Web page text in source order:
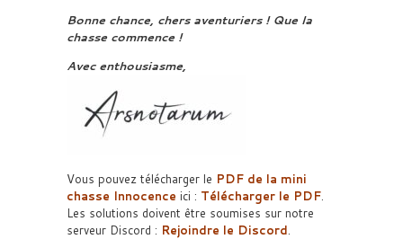
Bonne chance, chers aventuriers ! Que la
chasse commence !
Avec enthousiasme,
Vous pouvez télécharger le PDF de la mini
chasse Innocence ici : Télécharger le PDF.
Les solutions doivent être soumises sur notre
serveur Discord : Rejoindre le Discord.